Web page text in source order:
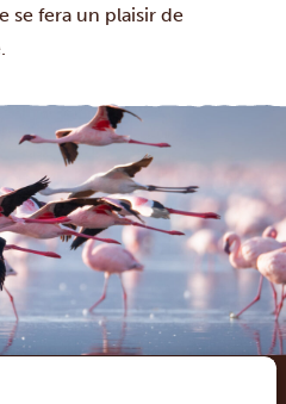
se fera un plaisir de